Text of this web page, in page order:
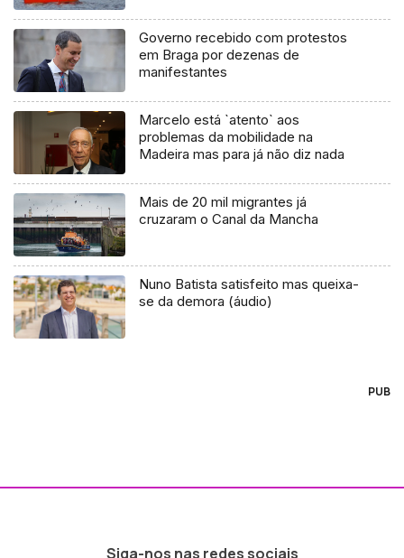
Governo recebido com protestos
em Braga por dezenas de
manifestantes
Marcelo está `atento` aos
problemas da mobilidade na
Madeira mas para já não diz nada
Mais de 20 mil migrantes já
cruzaram o Canal da Mancha
Nuno Batista satisfeito mas queixa-
se da demora (áudio)
PUB
Siga-nos nas redes sociais